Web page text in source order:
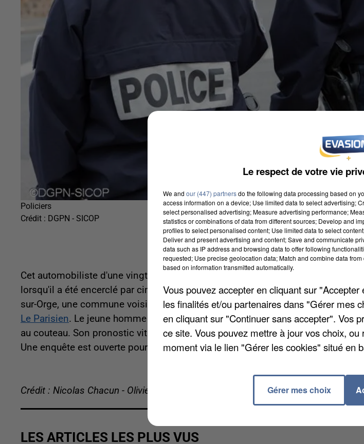
Policiers
Crédit : DGPN - SICOP
Cet automobiliste d'une vingtaine d'années circulait avenue du Commandant
lorsqu'il a été encerclé par cinq ou six individus. Il s'est échappé de son
sur-Orge, une commune voisine, que les policiers l'ont retrouvé gisant, mais
Le Parisien. Le jeune homme présentait une blessure par balle au niveau de
au couteau. Son pronostic vital était engagé lorsqu'il a été transporté à
Une enquête est ouverte pour tenter de retrouver ses agresseurs.
Crédit : Nicolas Chacun - Olivier Doyen
LES ARTICLES LES PLUS VUS
Le respect de votre vie
We and our (447) partnersdo the following data processing based on
access information on a device; Use limited data to select advertising;
select personalised advertising; Measure advertising performance;
statistics or combinations of data from different sources; Develop and
profiles to select personalised content; Use limited data to select
Deliver and present advertising and content; Save and communicate
data such as IP address and browsing data to offer following
requested; Use precise geolocation data; Match and combine data
based on information transmitted automatically.
Vous pouvez accepter en cliquant sur
les finalités et/ou partenaires dans "Gérer mes
en cliquant sur "Continuer sans accepter". Vos
ce site. Vous pouvez mettre à jour vos choix,
moment via le lien "Gérer les cookies" situé en
Gérer mes choix